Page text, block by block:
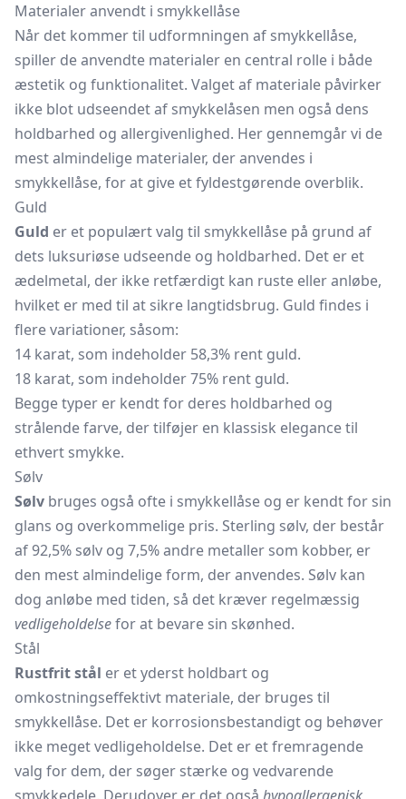
Materialer anvendt i smykkellåse
Når det kommer til udformningen af smykkellåse,
spiller de anvendte materialer en central rolle i både
æstetik og funktionalitet. Valget af materiale påvirker
ikke blot udseendet af smykkelåsen men også dens
holdbarhed og allergivenlighed. Her gennemgår vi de
mest almindelige materialer, der anvendes i
smykkellåse, for at give et fyldestgørende overblik.
Guld
Guld er et populært valg til smykkellåse på grund af
dets luksuriøse udseende og holdbarhed. Det er et
ædelmetal, der ikke retfærdigt kan ruste eller anløbe,
hvilket er med til at sikre langtidsbrug. Guld findes i
flere variationer, såsom:
14 karat, som indeholder 58,3% rent guld.
18 karat, som indeholder 75% rent guld.
Begge typer er kendt for deres holdbarhed og
strålende farve, der tilføjer en klassisk elegance til
ethvert smykke.
Sølv
Sølv bruges også ofte i smykkellåse og er kendt for sin
glans og overkommelige pris. Sterling sølv, der består
af 92,5% sølv og 7,5% andre metaller som kobber, er
den mest almindelige form, der anvendes. Sølv kan
dog anløbe med tiden, så det kræver regelmæssig
vedligeholdelsefor at bevare sin skønhed.
Stål
Rustfrit stål er et yderst holdbart og
omkostningseffektivt materiale, der bruges til
smykkellåse. Det er korrosionsbestandigt og behøver
ikke meget vedligeholdelse. Det er et fremragende
valg for dem, der søger stærke og vedvarende